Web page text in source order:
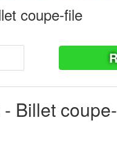
coupe-file
Billet